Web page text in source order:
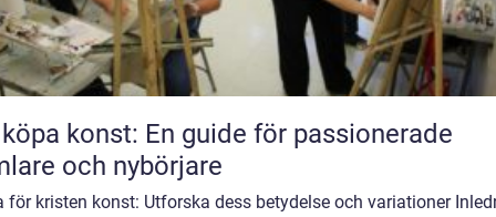
konst: En guide för passionerade
och nybörjare
för kristen konst: Utforska dess betydelse och variationer